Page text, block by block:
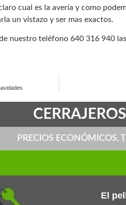
cual es la avería y como
un vistazo y ser mas exactos.
nuestro teléfono 640 316 940
PRECIOS ECONÓMICOS,
El